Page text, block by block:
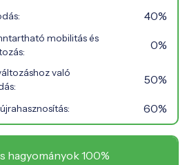
40%
mobilitás és
0%
való
50%
60%
hagyományok 100%